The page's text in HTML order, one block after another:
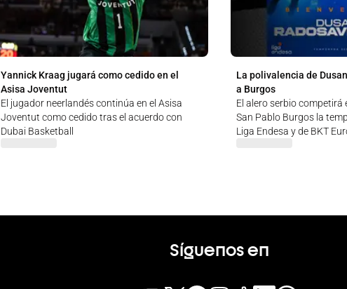
Yannick Kraag jugará como cedido en el
Asisa Joventut
El jugador neerlandés continúa en el Asisa
Joventut como cedido tras el acuerdo con
Dubai Basketball
La polivalencia de
a Burgos
El alero serbio competirá
San Pablo Burgos la
Liga Endesa y de BKT
Síguenos en